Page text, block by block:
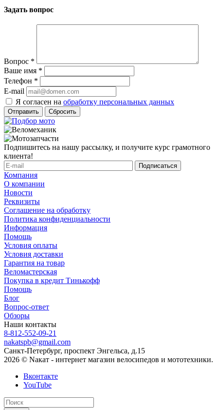
Задать вопрос
Вопрос *
Ваше имя *
Телефон *
E-mail
Я согласен на обработку персональных данных
Сбросить
Подпишитесь на нашу рассылку, и получите курс грамотного
клиента!
Компания
О компании
Новости
Реквизиты
Соглашение на обработку
Политика конфиденциальности
Информация
Помощь
Условия оплаты
Условия доставки
Гарантия на товар
Веломастерская
Покупка в кредит Тинькофф
Помощь
Блог
Вопрос-ответ
Обзоры
Наши контакты
8-812-552-09-21
nakatspb@gmail.com
Санкт-Петербург, проспект Энгельса, д.15
2026 © Nакат - интернет магазин велосипедов и мототехники.
Вконтакте
YouTube